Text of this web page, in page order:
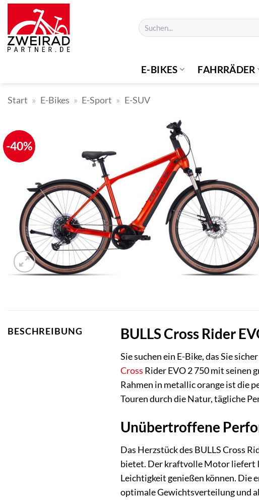
Zum
Inhalt
springen
Suchen
nach:
E-BIKES FAHRRÄDER
Start » E-Bikes » E-Sport » E-SUV
-40%
BESCHREIBUNG BULLS Cross Rider
Sie suchen ein E-Bike, das Sie
Cross Rider EVO 2 750 mit seinen
Rahmen in metallic orange ist die
Touren durch die Natur, tägliche
Unübertroffene
Das Herzstück des BULLS Cross
bietet. Der kraftvolle Motor liefert
Leichtigkeit genießen können. Die
optimale Gewichtsverteilung und